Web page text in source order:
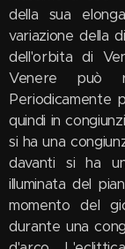
della sua
variazione della
dell'orbita di
Venere può
Periodicamente
quindi in
si ha una
davanti si ha
illuminata del
momento del
durante una